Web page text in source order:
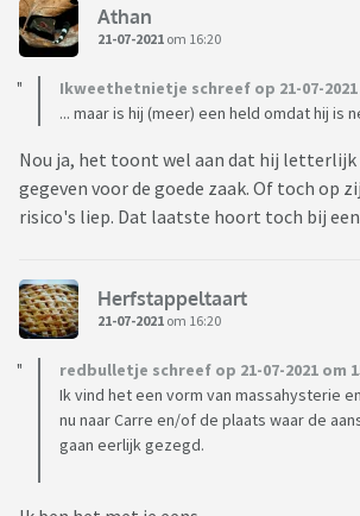
Athan
21-07-2021 om 16:20
Ikweethetnietje schreef op 21-07-2021
... maar is hij (meer) een held omdat hij is
Nou ja, het toont wel aan dat hij letterlijk
gegeven voor de goede zaak. Of toch op
risico's liep. Dat laatste hoort toch bij
Herfstappeltaart
21-07-2021 om 16:20
redbulletje schreef op 21-07-2021 om
Ik vind het een vorm van massahysterie
nu naar Carre en/of de plaats waar de
gaan eerlijk gezegd.